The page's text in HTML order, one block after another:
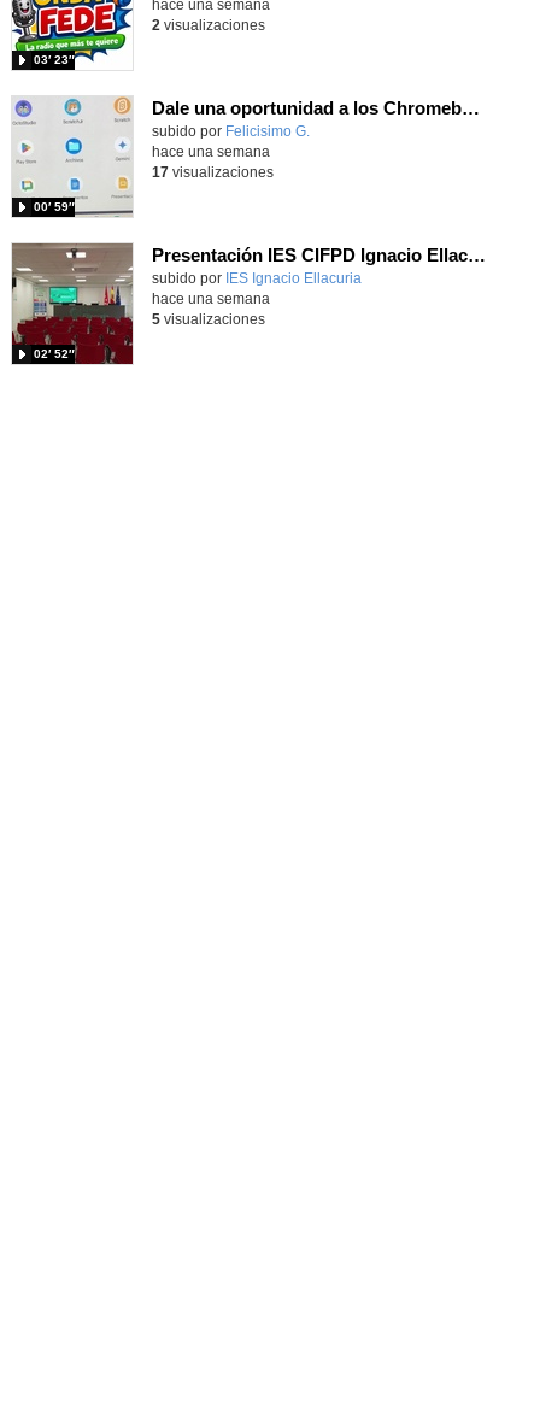
03′ 23″
hace una semana
2 visualizaciones
Dale una oportunidad a los Chromebooks y utiliza un proyector para realizar talleres si no tienes pantallas táctiles
Contenido educativo.
subido por Felicisimo G.
00′ 59″
hace una semana
17visualizaciones
Presentación IES CIFPD Ignacio Ellacuría
Contenido educativo.
subido por IES Ignacio Ellacuria
02′ 52″
hace una semana
5visualizaciones